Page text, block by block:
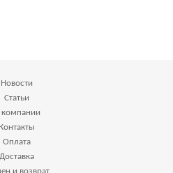
Новости
Статьи
Контакты
Оплата
Доставка